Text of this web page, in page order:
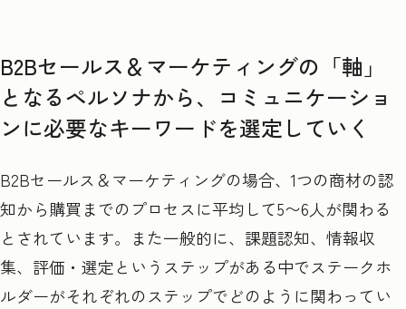
B2Bセールス＆マーケティングの「軸」
となるペルソナから、コミュニケーショ
ンに必要なキーワードを選定していく
B2Bセールス＆マーケティングの場合、1つの商材の認
知から購買までのプロセスに平均して5〜6人が関わる
とされています。また一般的に、課題認知、情報収
集、評価・選定というステップがある中でステークホ
ルダーがそれぞれのステップでどのように関わってい